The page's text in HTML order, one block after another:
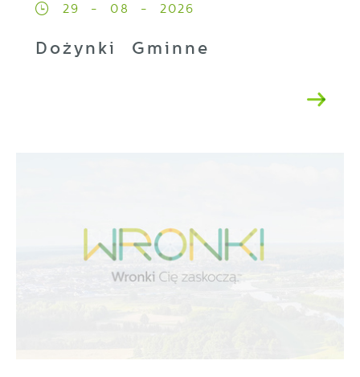
29 - 08 - 2026
Dożynki Gminne